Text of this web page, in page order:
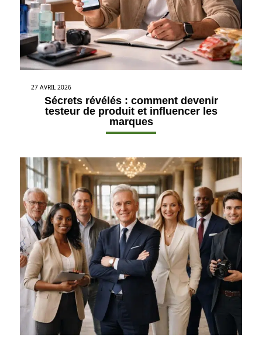
27 AVRIL 2026
Sécrets révélés : comment devenir
testeur de produit et influencer les
marques